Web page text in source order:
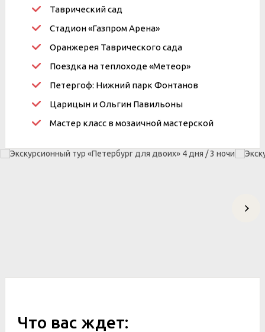
Таврический сад
Стадион «Газпром Арена»
Оранжерея Таврического сада
Поездка на теплоходе «Метеор»
Петергоф: Нижний парк Фонтанов
Царицын и Ольгин Павильоны
Мастер класс в мозаичной мастерской
Что вас ждет: